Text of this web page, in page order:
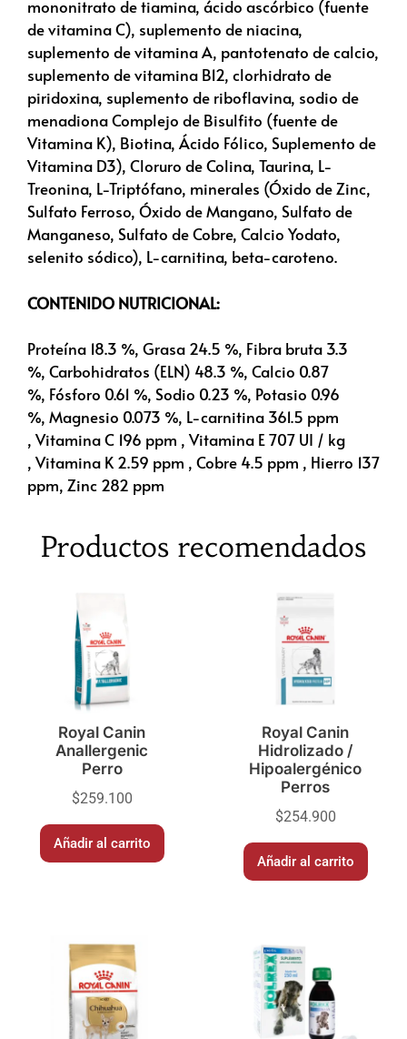
mononitrato de tiamina, ácido ascórbico (fuente
de vitamina C), suplemento de niacina,
suplemento de vitamina A, pantotenato de calcio,
suplemento de vitamina B12, clorhidrato de
piridoxina, suplemento de riboflavina, sodio de
menadiona Complejo de Bisulfito (fuente de
Vitamina K), Biotina, Ácido Fólico, Suplemento de
Vitamina D3), Cloruro de Colina, Taurina, L-
Treonina, L-Triptófano, minerales (Óxido de Zinc,
Sulfato Ferroso, Óxido de Mangano, Sulfato de
Manganeso, Sulfato de Cobre, Calcio Yodato,
selenito sódico), L-carnitina, beta-caroteno.
CONTENIDO NUTRICIONAL:
Proteína 18.3 %, Grasa 24.5 %, Fibra bruta 3.3
%, Carbohidratos (ELN) 48.3 %, Calcio 0.87
%, Fósforo 0.61 %, Sodio 0.23 %, Potasio 0.96
%, Magnesio 0.073 %, L-carnitina 361.5 ppm
, Vitamina C 196 ppm , Vitamina E 707 UI / kg
, Vitamina K 2.59 ppm , Cobre 4.5 ppm , Hierro 137
ppm, Zinc 282 ppm
Productos recomendados
Royal Canin
Anallergenic
Perro
$259.100
Añadir al carrito
Royal Canin
Hidrolizado /
Hipoalergénico
Perros
$254.900
Añadir al carrito